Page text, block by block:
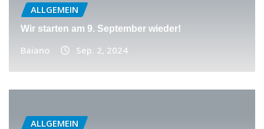
ALLGEMEIN
Wir starten am 9. September wieder!
Baiano Sep. 2, 2024
ALLGEMEIN